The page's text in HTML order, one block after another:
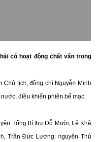
có hoạt động chất vấn trong
Chủ tịch, đồng chí Nguyễn Minh
điều khiển phiên bế mạc.
Tổng Bí thư Đỗ Mười, Lê Khả
Trần Đức Lương; nguyên Thủ